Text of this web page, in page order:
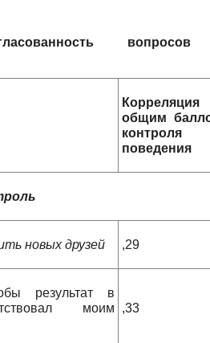
вопросов
общим
контроля
поведения
новых друзей ,29
результат в
моим
,33